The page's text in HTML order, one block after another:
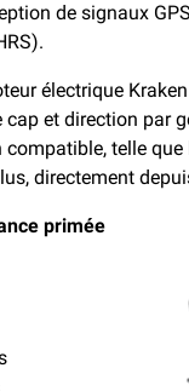
de signaux
électrique
et direction par
telle que
directement
primée